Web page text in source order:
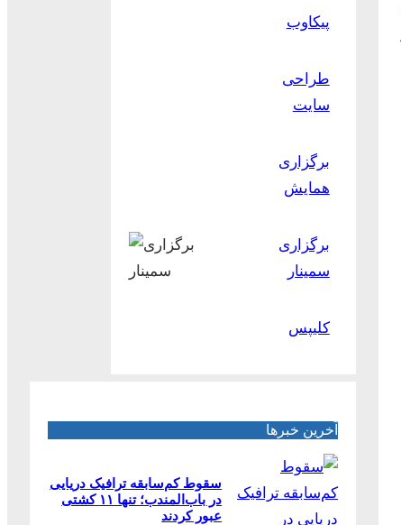
پیکاوب
طراحی
سایت
برگزاری
همایش
برگزاری
سمینار
کلیپس
آخرین خبرها
سقوط کم‌سابقه ترافیک دریایی
در باب‌المندب؛ تنها ۱۱ کشتی
عبور کردند